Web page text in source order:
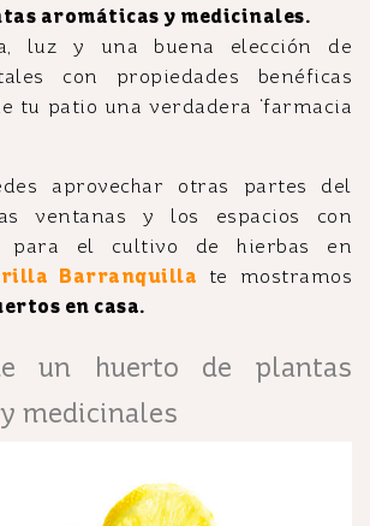
aromáticas y medicinales.
luz y una buena elección de
con propiedades benéficas
tu patio una verdadera ‘farmacia
aprovechar otras partes del
ventanas y los espacios con
para el cultivo de hierbas en
Barranquilla te mostramos
en casa.
un huerto de plantas
medicinales